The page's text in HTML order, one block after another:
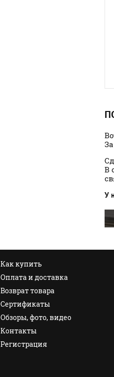
В
У
Как купить
Оплата и доставка
Возврат товара
Сертификаты
Обзоры, фото, видео
Контакты
Регистрация